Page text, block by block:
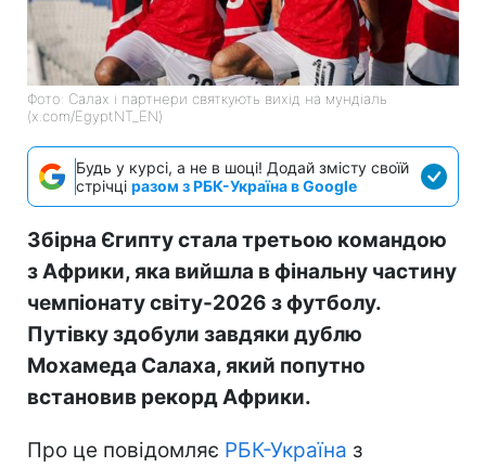
Фото: Салах і партнери святкують вихід на мундіаль
(x.com/EgyptNT_EN)
Будь у курсі, а не в шоці! Додай змісту своїй
стрічці разом з РБК-Україна в Google
Збірна Єгипту стала третьою командою
з Африки, яка вийшла в фінальну частину
чемпіонату світу-2026 з футболу.
Путівку здобули завдяки дублю
Мохамеда Салаха, який попутно
встановив рекорд Африки.
Про це повідомляє РБК-Україна з